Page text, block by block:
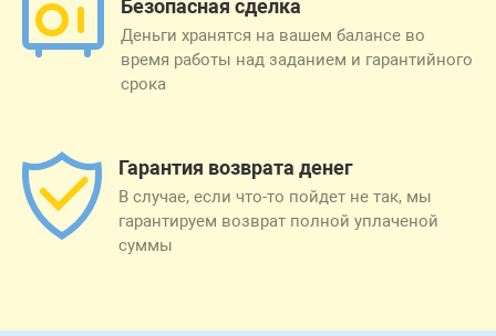
Безопасная сделка
Деньги хранятся на вашем балансе во
время работы над заданием и гарантийного
срока
Гарантия возврата денег
В случае, если что-то пойдет не так, мы
гарантируем возврат полной уплаченой
суммы